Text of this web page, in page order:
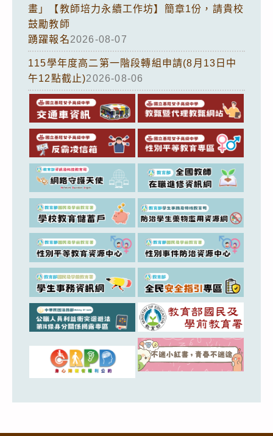
畫」【教師培力永續工作坊】簡章1份，請貴校
鼓勵教師
踴躍報名2026-08-07
115學年度高二第一階段轉組申請(8月13日中
午12點截止)2026-08-06